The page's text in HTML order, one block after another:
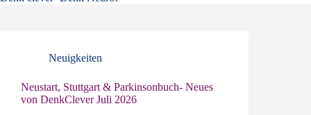
Neuigkeiten
Neustart, Stuttgart & Parkinsonbuch- Neues
von DenkClever Juli 2026